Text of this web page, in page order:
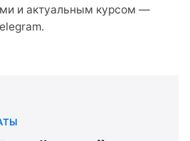
и актуальным курсом —